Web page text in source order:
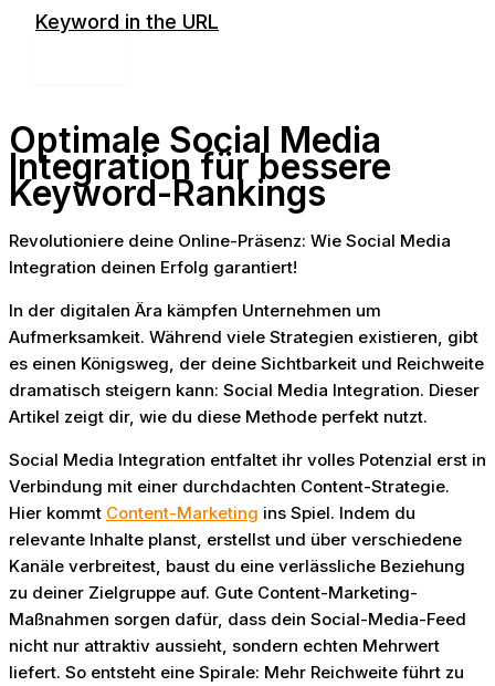
ZumKeyword in the URL
Optimale Social Media
Integration für bessere
Keyword-Rankings
Revolutioniere deine Online-Präsenz: Wie Social Media
Integration deinen Erfolg garantiert!
In der digitalen Ära kämpfen Unternehmen um
Aufmerksamkeit. Während viele Strategien existieren, gibt
es einen Königsweg, der deine Sichtbarkeit und Reichweite
dramatisch steigern kann: Social Media Integration. Dieser
Artikel zeigt dir, wie du diese Methode perfekt nutzt.
Social Media Integration entfaltet ihr volles Potenzial erst in
Verbindung mit einer durchdachten Content-Strategie.
Hier kommt Content-Marketing ins Spiel. Indem du
relevante Inhalte planst, erstellst und über verschiedene
Kanäle verbreitest, baust du eine verlässliche Beziehung
zu deiner Zielgruppe auf. Gute Content-Marketing-
Maßnahmen sorgen dafür, dass dein Social-Media-Feed
nicht nur attraktiv aussieht, sondern echten Mehrwert
liefert. So entsteht eine Spirale: Mehr Reichweite führt zu